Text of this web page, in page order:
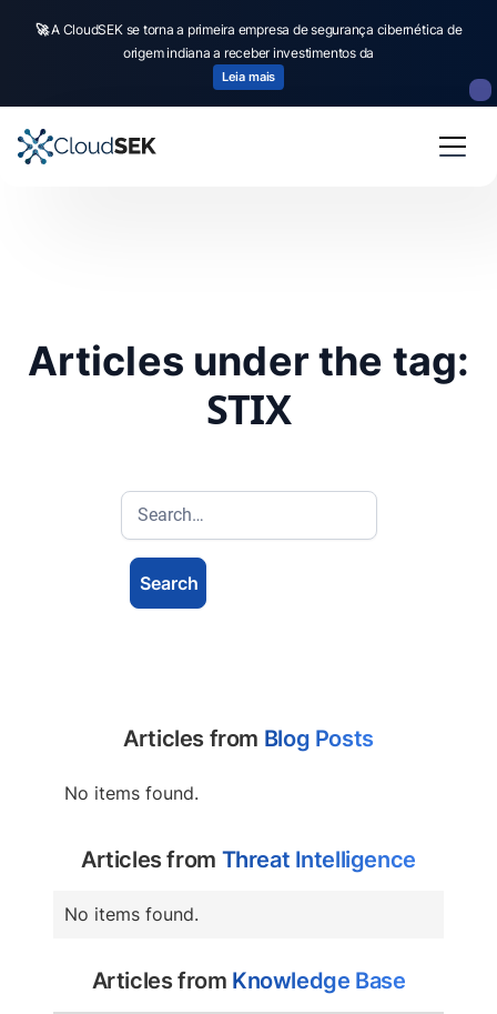
🚀A CloudSEK se torna a primeira empresa de segurança cibernética de
origem indiana a receber investimentos da
Leia mais
Articles under the tag:
STIX
Articles from Blog Posts
No items found.
Articles from Threat Intelligence
No items found.
Articles from Knowledge Base